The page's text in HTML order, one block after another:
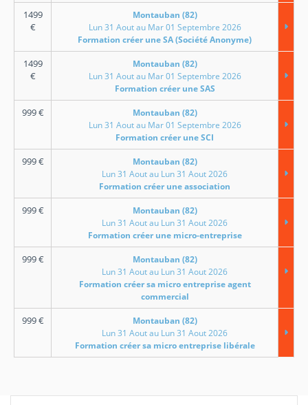
1499
€
Montauban (82)
Lun 31 Aout au Mar 01 Septembre 2026
Formation créer une SA (Société Anonyme)
1499
€
Montauban (82)
Lun 31 Aout au Mar 01 Septembre 2026
Formation créer une SAS
999€
Montauban (82)
Lun 31 Aout au Mar 01 Septembre 2026
Formation créer une SCI
999€
Montauban (82)
Lun 31 Aout au Lun 31 Aout 2026
Formation créer une association
999€
Montauban (82)
Lun 31 Aout au Lun 31 Aout 2026
Formation créer une micro-entreprise
999€
Montauban (82)
Lun 31 Aout au Lun 31 Aout 2026
Formation créer sa micro entreprise agent
commercial
999€
Montauban (82)
Lun 31 Aout au Lun 31 Aout 2026
Formation créer sa micro entreprise libérale